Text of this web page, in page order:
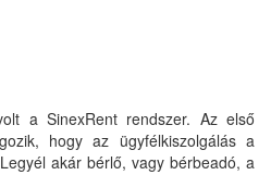
a SinexRent rendszer. Az első
hogy az ügyfélkiszolgálás a
akár bérlő, vagy bérbeadó, a